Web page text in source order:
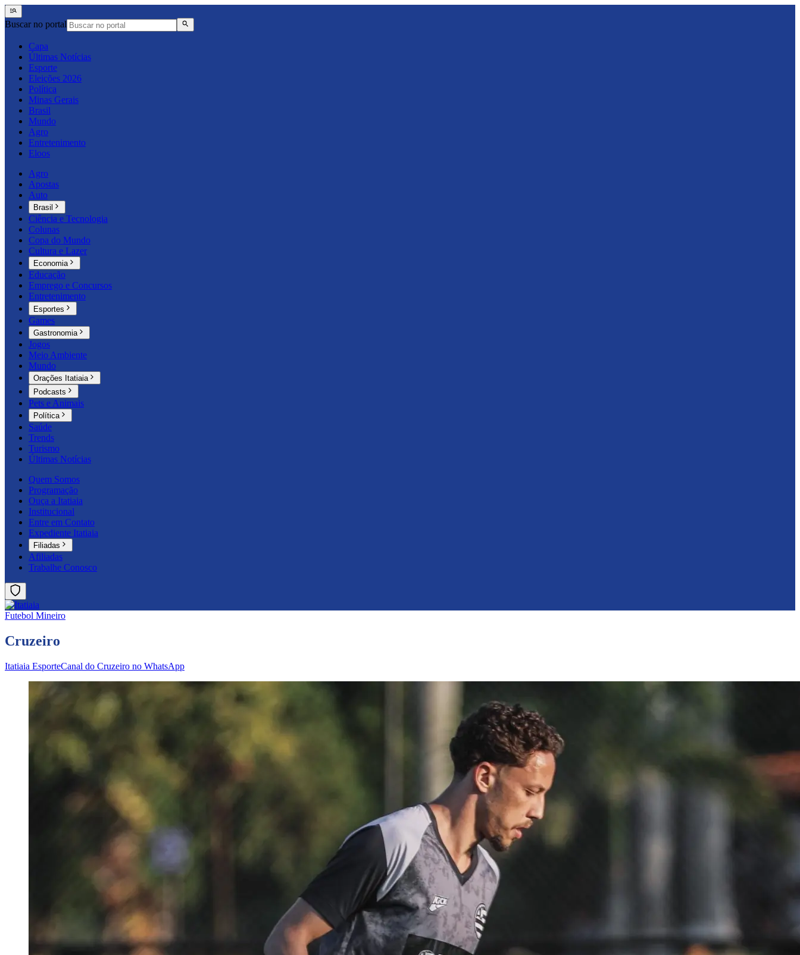
Buscar no portal
Capa
Últimas Notícias
Esporte
Eleições 2026
Política
Minas Gerais
Brasil
Mundo
Agro
Entretenimento
Eloos
Agro
Apostas
Auto
Brasil
Ciência e Tecnologia
Colunas
Copa do Mundo
Cultura e Lazer
Economia
Educação
Emprego e Concursos
Entretenimento
Esportes
Games
Gastronomia
Jogos
Meio Ambiente
Mundo
Orações Itatiaia
Podcasts
Pets e Animais
Política
Saúde
Trends
Turismo
Últimas Notícias
Quem Somos
Programação
Ouça a Itatiaia
Institucional
Entre em Contato
Expediente Itatiaia
Filiadas
Afiliadas
Trabalhe Conosco
Futebol Mineiro
Cruzeiro
Itatiaia EsporteCanal do Cruzeiro no WhatsApp